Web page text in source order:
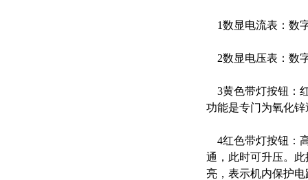
1数显电流表：数
2数显电压表：数
3黄色带灯按钮：
功能是专门为氧化
4红色带灯按钮：
通，此时可升压。
亮，表示机内保护